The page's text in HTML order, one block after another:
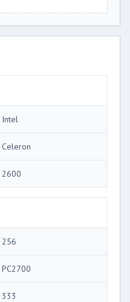
Intel
Celeron
2600
256
PC2700
333